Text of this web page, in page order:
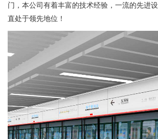
门，本公司有着丰富的技术经验，一流的先进
直处于领先地位！